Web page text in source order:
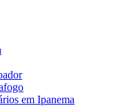
em Ipanema